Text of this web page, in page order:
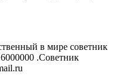
в мире советник
.Советник